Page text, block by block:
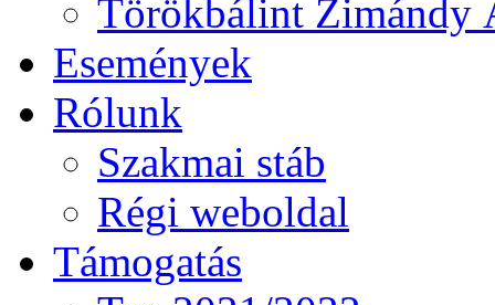
Törökbálint Zimándy
Események
Rólunk
Szakmai stáb
Régi weboldal
Támogatás